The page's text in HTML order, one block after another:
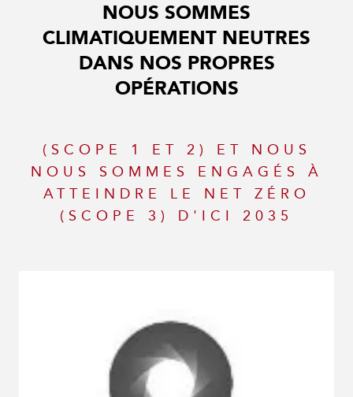
NOUS SOMMES
CLIMATIQUEMENT NEUTRES
DANS NOS PROPRES
OPÉRATIONS
(SCOPE 1 ET 2) ET NOUS
NOUS SOMMES ENGAGÉS À
ATTEINDRE LE NET ZÉRO
(SCOPE 3) D'ICI 2035